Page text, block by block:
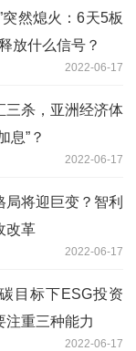
突然熄火：6天5板
放什么信号？
2022-06-17
三杀，亚洲经济体
息”？
2022-06-17
将迎巨变？智利
改革
2022-06-17
目标下ESG投资
注重三种能力
2022-06-17